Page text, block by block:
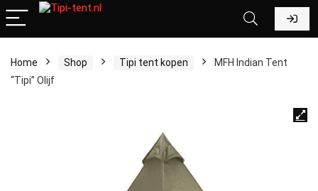
Home Shop Tipi tent kopen
MFH Indian Tent
“Tipi” Olijf